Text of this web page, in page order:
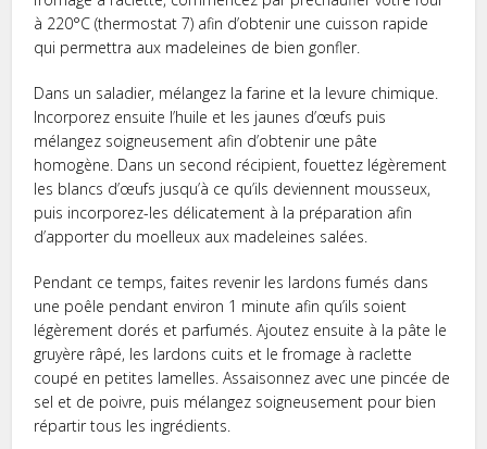
à 220°C (thermostat 7) afin d’obtenir une cuisson rapide
qui permettra aux madeleines de bien gonfler.
Dans un saladier, mélangez la farine et la levure chimique.
Incorporez ensuite l’huile et les jaunes d’œufs puis
mélangez soigneusement afin d’obtenir une pâte
homogène. Dans un second récipient, fouettez légèrement
les blancs d’œufs jusqu’à ce qu’ils deviennent mousseux,
puis incorporez-les délicatement à la préparation afin
d’apporter du moelleux aux madeleines salées.
Pendant ce temps, faites revenir les lardons fumés dans
une poêle pendant environ 1 minute afin qu’ils soient
légèrement dorés et parfumés. Ajoutez ensuite à la pâte le
gruyère râpé, les lardons cuits et le fromage à raclette
coupé en petites lamelles. Assaisonnez avec une pincée de
sel et de poivre, puis mélangez soigneusement pour bien
répartir tous les ingrédients.